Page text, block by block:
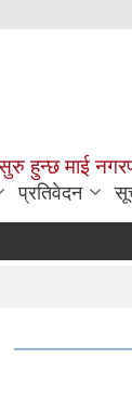
हुन्छ माई
प्रतिवेदन